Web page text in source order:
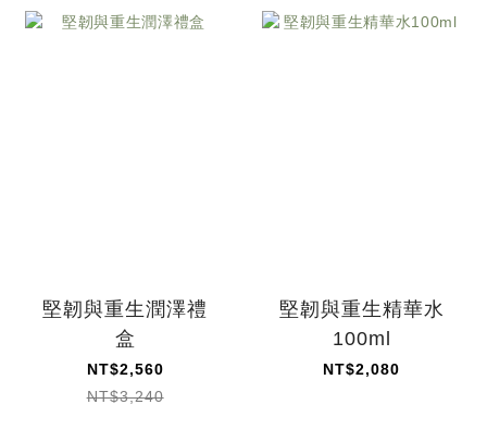
堅韌與重生潤澤禮
盒
NT$2,560
NT$3,240
堅韌與重生精華水
100ml
NT$2,080